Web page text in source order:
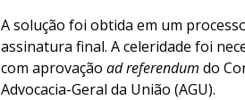
A solução foi obtida em um
assinatura final. A celeridade foi
com aprovação ad referendum do
Advocacia-Geral da União (AGU).